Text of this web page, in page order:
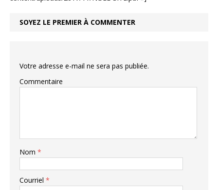
SOYEZ LE PREMIER À COMMENTER
Votre adresse e-mail ne sera pas publiée.
Commentaire
Nom *
Courriel *